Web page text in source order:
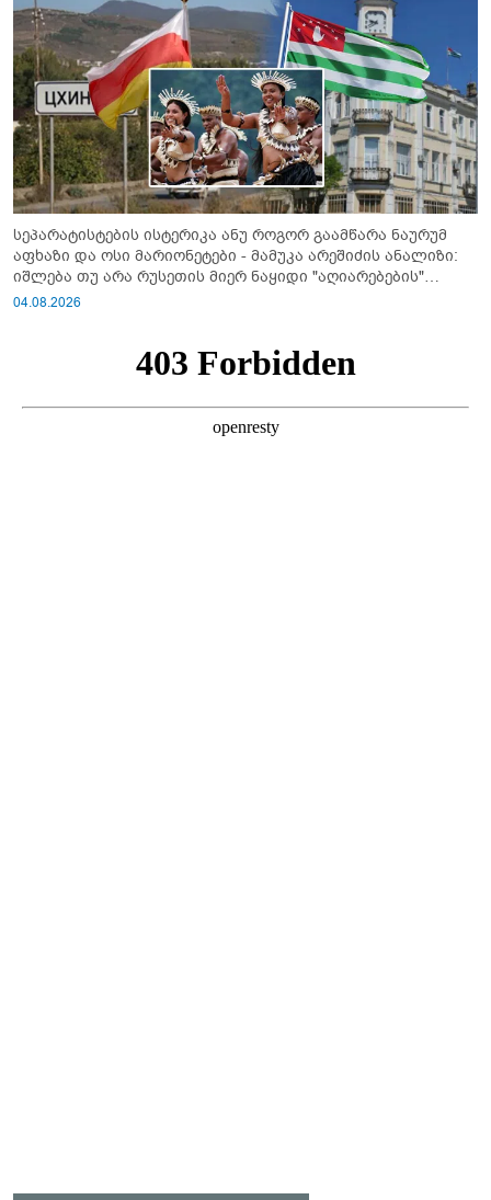
სეპარატისტების ისტერიკა ანუ როგორ გაამწარა ნაურუმ
აფხაზი და ოსი მარიონეტები - მამუკა არეშიძის ანალიზი:
იშლება თუ არა რუსეთის მიერ ნაყიდი "აღიარებების"
სისტემა?!
04.08.2026